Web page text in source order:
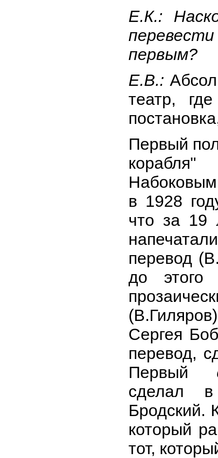
Е.К.:
первым?
Е.В.:
театр,
Первый
в 1928
что за 19
перевод
до этого
Сергея
перевод,
Первый
сделал
Бродский.
который
тот,